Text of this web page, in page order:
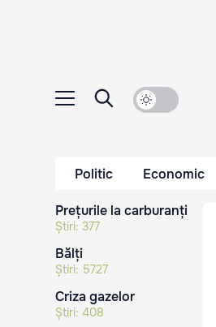
Politic Economic
Prețurile la carburanți
Știri: 377
Bălți
Știri: 5727
Criza gazelor
Știri: 408